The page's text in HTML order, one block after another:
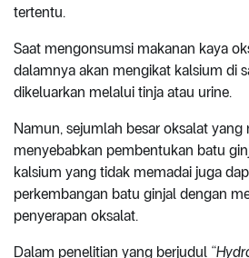
tertentu.
Saat mengonsumsi makanan kaya
dalamnya akan mengikat kalsium di
dikeluarkan melalui tinja atau urine.
Namun, sejumlah besar oksalat
menyebabkan pembentukan batu
kalsium yang tidak memadai juga
perkembangan batu ginjal dengan
penyerapan oksalat.
Dalam penelitian yang berjudul